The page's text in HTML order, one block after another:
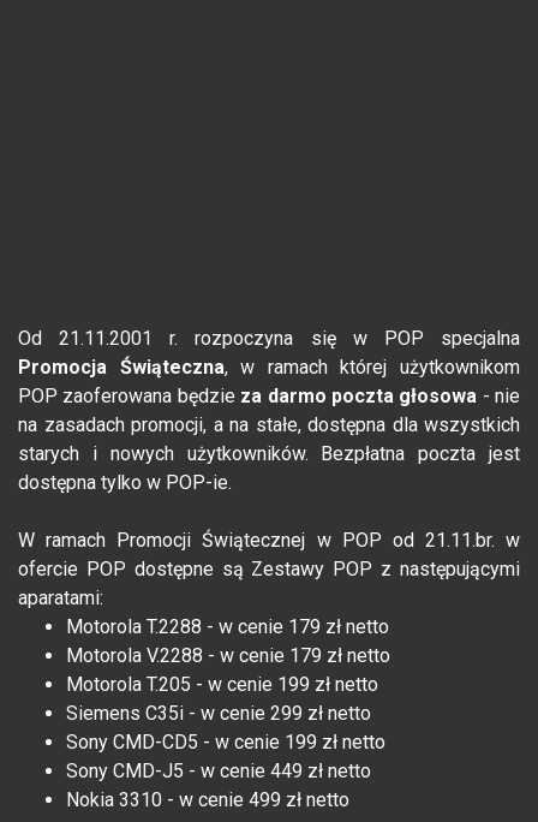
Od 21.11.2001 r. rozpoczyna się w POP specjalna
Promocja Świąteczna, w ramach której użytkownikom
POP zaoferowana będzie za darmo poczta głosowa - nie
na zasadach promocji, a na stałe, dostępna dla wszystkich
starych i nowych użytkowników. Bezpłatna poczta jest
dostępna tylko w POP-ie.
W ramach Promocji Świątecznej w POP od 21.11.br. w
ofercie POP dostępne są Zestawy POP z następującymi
aparatami:
Motorola T.2288 - w cenie 179 zł netto
Motorola V.2288 - w cenie 179 zł netto
Motorola T.205 - w cenie 199 zł netto
Siemens C35i - w cenie 299 zł netto
Sony CMD-CD5 - w cenie 199 zł netto
Sony CMD-J5 - w cenie 449 zł netto
Nokia 3310 - w cenie 499 zł netto